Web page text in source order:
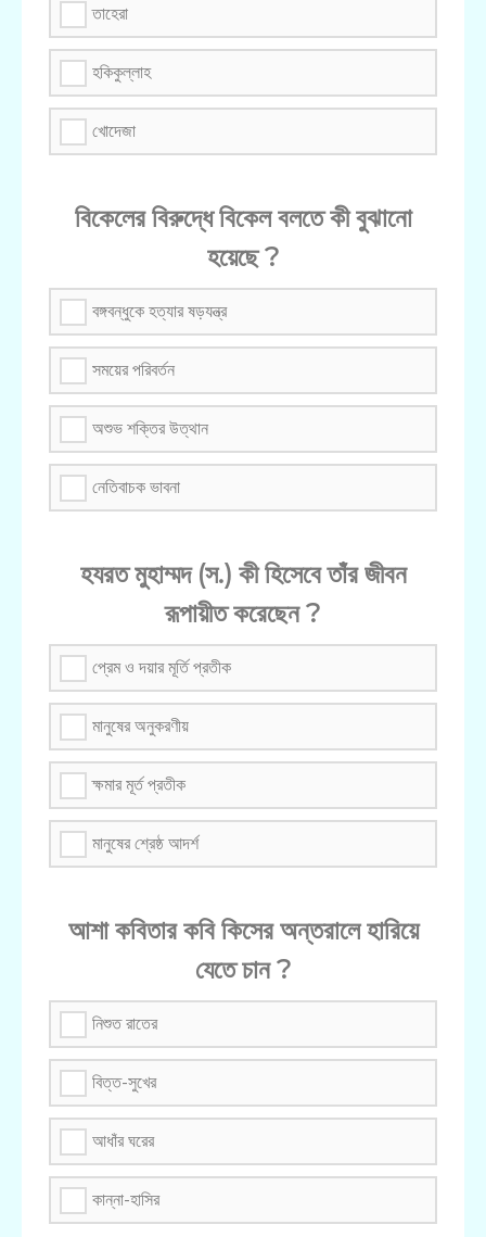
তাহেরা
হকিকুল্লাহ
খোদেজা
বিকেলের বিরুদ্ধে বিকেল বলতে কী বুঝানো
হয়েছে ?
বঙ্গবন্ধুকে হত্যার ষড়যন্ত্র
সময়ের পরিবর্তন
অশুভ শক্তির উত্থান
নেতিবাচক ভাবনা
হযরত মুহাম্মদ (স.) কী হিসেবে তাঁর জীবন
রূপায়ীত করেছেন ?
প্রেম ও দয়ার মূর্তি প্রতীক
মানুষের অনুকরণীয়
ক্ষমার মূর্ত প্রতীক
মানুষের শ্রেষ্ঠ আদর্শ
আশা কবিতার কবি কিসের অন্তরালে হারিয়ে
যেতে চান ?
নিশুত রাতের
বিত্ত-সুখের
আধাঁর ঘরের
কান্না-হাসির